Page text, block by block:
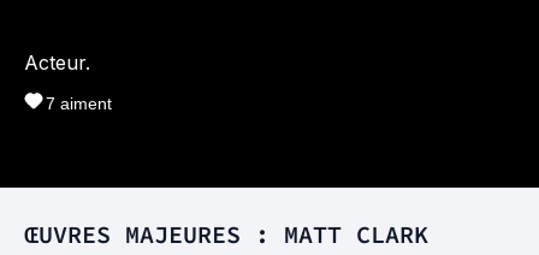
Acteur.
7 aiment
ŒUVRES MAJEURES : MATT CLARK